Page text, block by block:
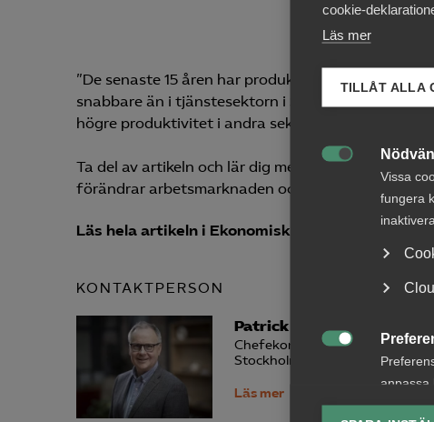
cookie-
Läs mer
TILLÅT ALLA
Vissa
fungera
anpassa
lagring
”De senaste 15 åren har produktiviteten i den
snabbare än i tjänstesektorn i Sveriges
högre produktivitet i andra sektorer av svensk
Ta del av artikeln och lär dig mer om vilka
förändrar arbetsmarknaden och fördjupa dig i
Läs hela artikeln i Ekonomisk Debatt
KONTAKTPERSON
Patrick Joyce
Chefekonom
Stockholm
Läs mer